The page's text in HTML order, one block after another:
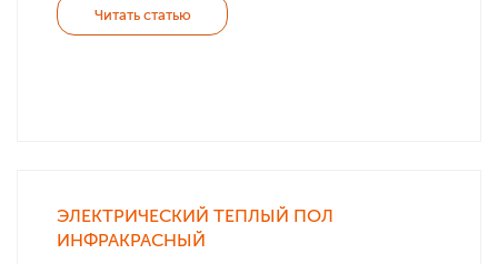
Читать статью
ЭЛЕКТРИЧЕСКИЙ ТЕПЛЫЙ ПОЛ
ИНФРАКРАСНЫЙ